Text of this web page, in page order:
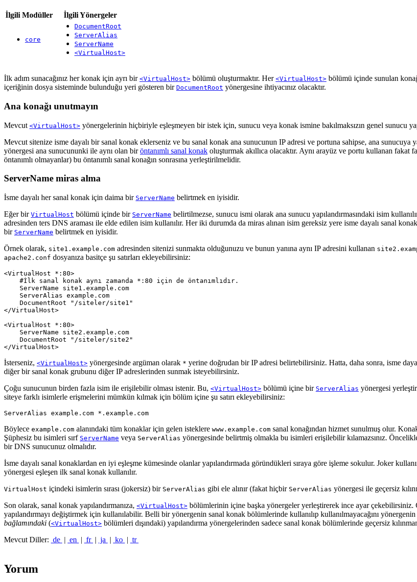
İlgili Modüller İlgili Yönergeler
core
DocumentRoot
ServerAlias
ServerName
<VirtualHost>
İlk adım sunacağınız her konak için ayrı bir <VirtualHost> bölümü oluşturmaktır. Her <VirtualHost> bölümü içinde sunulan
içeriğinin dosya sisteminde bulunduğu yeri gösteren bir DocumentRoot yönergesine ihtiyacınız olacaktır.
Ana konağı unutmayın
Mevcut <VirtualHost> yönergelerinin hiçbiriyle eşleşmeyen bir istek için, sunucu veya konak ismine bakılmaksızın genel sunucu
Mevcut sitenize isme dayalı bir sanal konak eklerseniz ve bu sanal konak ana sunucunun IP adresi ve portuna sahipse, ana sunucuya
yönergesi ana sunucununki ile aynı olan biröntanımlı sanal konak oluşturmak akıllıca olacaktır. Aynı arayüz ve portu kullanan fakat
öntanımlı olmayanlar) bu öntanımlı sanal konağın sonrasına yerleştirilmelidir.
ServerName miras alma
İsme dayalı her sanal konak için daima bir ServerName belirtmek en iyisidir.
Eğer bir VirtualHost bölümü içinde bir ServerName belirtilmezse, sunucu ismi olarak ana sunucu yapılandırmasındaki isim
adresinden ters DNS araması ile elde edilen isim kullanılır. Her iki durumda da miras alınan isim gereksiz yere isme dayalı sanal
bir ServerName belirtmek en iyisidir.
Örnek olarak, site1.example.com adresinden sitenizi sunmakta olduğunuzu ve bunun yanına aynı IP adresini kullanan
apache2.conf dosyanıza basitçe şu satırları ekleyebilirsiniz:
<VirtualHost *:80>
    #İlk sanal konak aynı zamanda *:80 için de öntanımlıdır.
    ServerName site1.example.com
    ServerAlias example.com
    DocumentRoot "/siteler/site1"
</VirtualHost>
<VirtualHost *:80>
    ServerName site2.example.com
    DocumentRoot "/siteler/site2"
</VirtualHost>
İsterseniz, <VirtualHost> yönergesinde argüman olarak * yerine doğrudan bir IP adresi belirtebilirsiniz. Hatta, daha sonra, isme
diğer bir sanal konak grubunu diğer IP adreslerinden sunmak isteyebilirsiniz.
Çoğu sunucunun birden fazla isim ile erişilebilir olması istenir. Bu, <VirtualHost> bölümü içine bir ServerAlias yönergesi
siteye farklı isimlerle erişmelerini mümkün kılmak için bölüm içine şu satırı ekleyebilirsiniz:
ServerAlias example.com *.example.com
Böylece example.com alanındaki tüm konaklar için gelen isteklere www.example.com sanal konağından hizmet sunulmuş olur.
Şüphesiz bu isimleri sırf ServerName veya ServerAlias yönergesinde belirtmiş olmakla bu isimleri erişilebilir kılamazsınız.
bir DNS sunucunuz olmalıdır.
İsme dayalı sanal konaklardan en iyi eşleşme kümesinde olanlar yapılandırmada göründükleri sıraya göre işleme sokulur. Joker
yönergesi eşleşen ilk sanal konak kullanılır.
VirtualHost içindeki isimlerin sırası (jokersiz) bir ServerAlias gibi ele alınır (fakat hiçbir ServerAlias yönergesi ile geçersiz
Son olarak, sanal konak yapılandırmanıza, <VirtualHost> bölümlerinin içine başka yönergeler yerleştirerek ince ayar
yapılandırmayı değiştirmek için kullanılabilir. Belli bir yönergenin sanal konak bölümlerinde kullanılıp kullanılmayacağını yönergenin
bağlamındaki (<VirtualHost> bölümleri dışındaki) yapılandırma yönergelerinden sadece sanal konak bölümlerinde geçersiz
Mevcut Diller: de | en | fr | ja | ko | tr
Yorum